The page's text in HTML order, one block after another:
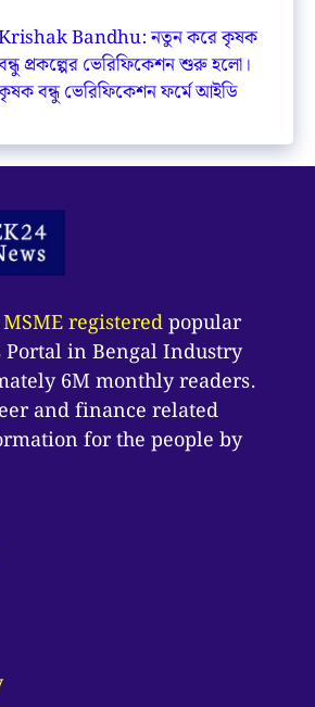
Bandhu: নতুন করে কৃষক
প্রকল্পের ভেরিফিকেশন শুরু হলো।
বন্ধু ভেরিফিকেশন ফর্মে আইডি
MSME registeredpopular
Portal in Bengal Industry
6M monthly readers.
and finance related
for the people by